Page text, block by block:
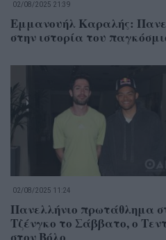
02/08/2025 21:39
Εμμανουήλ Καραλής:
στην ιστορία του
02/08/2025 11:24
Πανελλήνιο πρωτάθλημα
Τζένγκο το Σάββατο, ο